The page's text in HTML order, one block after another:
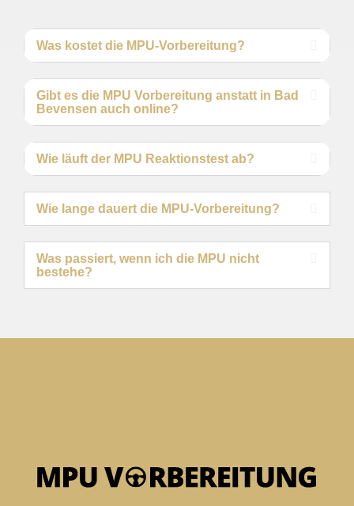
Was kostet die MPU-Vorbereitung?
Gibt es die MPU Vorbereitung anstatt in Bad
Bevensen auch online?
Wie läuft der MPU Reaktionstest ab?
Wie lange dauert die MPU-Vorbereitung?
Was passiert, wenn ich die MPU nicht
bestehe?